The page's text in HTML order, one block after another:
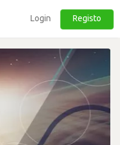
Login Registo